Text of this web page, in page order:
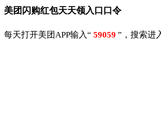
美团闪购红包天天领入口口令
每天打开美团APP输入“ 59059 ”，搜索进